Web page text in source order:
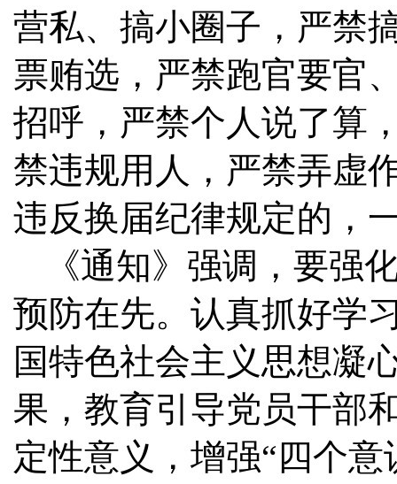
营私、搞小圈子，严禁
票贿选，严禁跑官要官
招呼，严禁个人说了算
禁违规用人，严禁弄虚
违反换届纪律规定的，
《通知》强调，要强
预防在先。认真抓好学
国特色社会主义思想凝
果，教育引导党员干部
定性意义，增强“四个